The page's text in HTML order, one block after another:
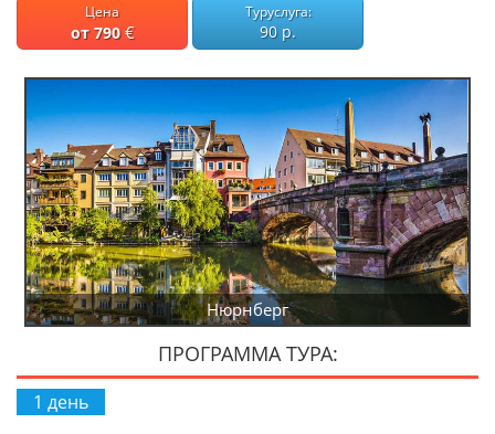
Цена
от 790€
Туруслуга:
90 р.
Цюрих
ПРОГРАММА ТУРА:
1 день